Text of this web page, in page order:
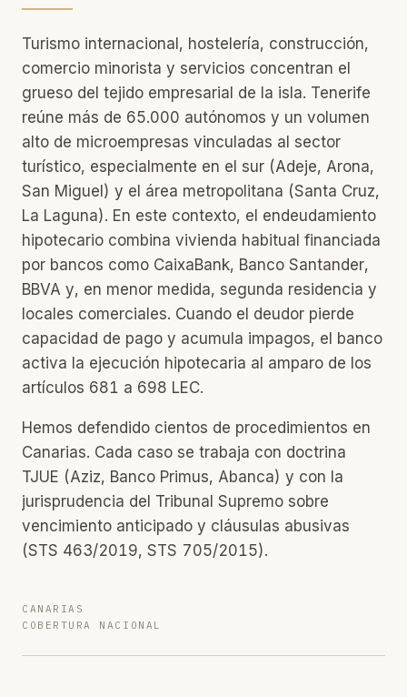
Turismo internacional, hostelería, construcción,
comercio minorista y servicios concentran el
grueso del tejido empresarial de la isla. Tenerife
reúne más de 65.000 autónomos y un volumen
alto de microempresas vinculadas al sector
turístico, especialmente en el sur (Adeje, Arona,
San Miguel) y el área metropolitana (Santa Cruz,
La Laguna). En este contexto, el endeudamiento
hipotecario combina vivienda habitual financiada
por bancos como CaixaBank, Banco Santander,
BBVA y, en menor medida, segunda residencia y
locales comerciales. Cuando el deudor pierde
capacidad de pago y acumula impagos, el banco
activa la ejecución hipotecaria al amparo de los
artículos 681 a 698 LEC.
Hemos defendido cientos de procedimientos en
Canarias. Cada caso se trabaja con doctrina
TJUE (Aziz, Banco Primus, Abanca) y con la
jurisprudencia del Tribunal Supremo sobre
vencimiento anticipado y cláusulas abusivas
(STS 463/2019, STS 705/2015).
CANARIAS
COBERTURA NACIONAL